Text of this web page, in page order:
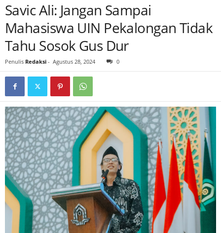
Savic Ali: Jangan Sampai
Mahasiswa UIN Pekalongan Tidak
Tahu Sosok Gus Dur
Penulis Redaksi - Agustus 28, 2024 0